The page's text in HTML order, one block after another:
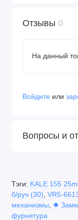
Отзывы 0
На данный
Войдите или
Вопросы и
Тэги: KALE 155
б/руч (30) VR5-
механизмы
✹
фурнитура